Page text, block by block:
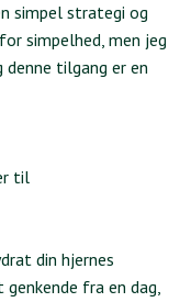
simpel strategi og
simpelhed, men jeg
tilgang er en
til
din hjernes
fra en dag,